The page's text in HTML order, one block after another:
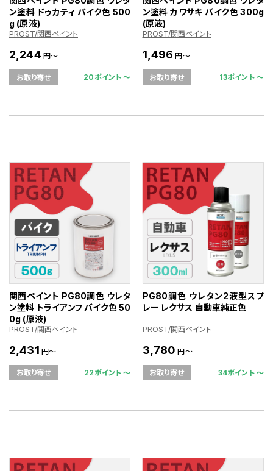
ン塗料 ドゥカティ バイク色 500
g (原液)
PROST/関西ペイント
2,244 円～
お取り寄せ 20ポイント 〜
ン塗料 カワサキ バイク色 300g
(原液)
PROST/関西ペイント
1,496 円～
お取り寄せ 13ポイント 〜
関西ペイント PG80調色 ウレタ
ン塗料 トライアンフ バイク色 50
0g (原液)
PROST/関西ペイント
2,431 円～
お取り寄せ 22ポイント 〜
PG80調色 ウレタン2液型スプ
レー レクサス 自動車純正色
PROST/関西ペイント
3,780 円～
お取り寄せ 34ポイント 〜